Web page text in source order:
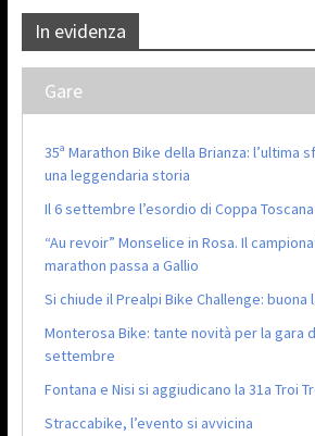
In evidenza
Gare
35ª Marathon Bike della Brianza: l’ultima
una leggendaria storia
Il 6 settembre l’esordio di Coppa
“Au revoir” Monselice in Rosa. Il
marathon passa a Gallio
Si chiude il Prealpi Bike Challenge: buona
Monterosa Bike: tante novità per la gara
settembre
Fontana e Nisi si aggiudicano la 31a Troi
Straccabike, l’evento si avvicina